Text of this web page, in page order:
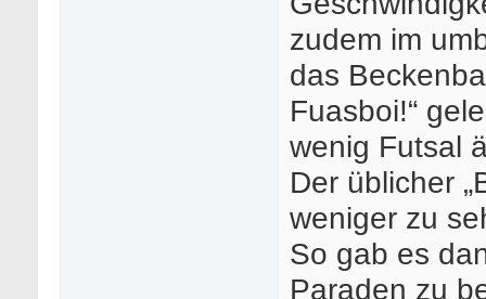
zudem im
das
Fuasboi!“
wenig Futsal
Der üblicher
weniger zu
So gab es
Paraden zu